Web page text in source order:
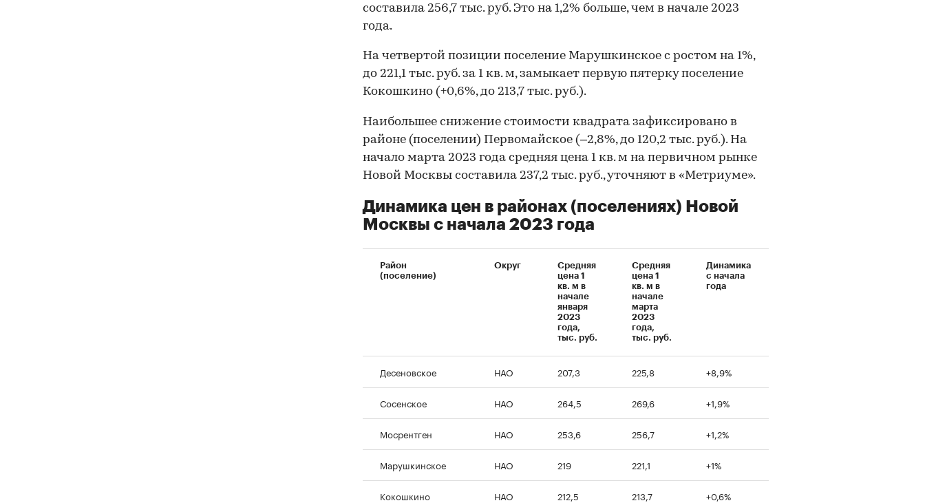
составила 256,7 тыс. руб. Это на 1,2% больше, чем в начале 2023
года.
На четвертой позиции поселение Марушкинское с ростом на 1%,
до 221,1 тыс. руб. за 1 кв. м, замыкает первую пятерку поселение
Кокошкино (+0,6%, до 213,7 тыс. руб.).
Наибольшее снижение стоимости квадрата зафиксировано в
районе (поселении) Первомайское (–2,8%, до 120,2 тыс. руб.). На
начало марта 2023 года средняя цена 1 кв. м на первичном рынке
Новой Москвы составила 237,2 тыс. руб., уточняют в «Метриуме».
Динамика цен в районах (поселениях) Новой
Москвы с начала 2023 года
Район
(поселение)
Округ
Средняя
цена 1
кв. м в
начале
января
2023
года,
тыс. руб.
Средняя
цена 1
кв. м в
начале
марта
2023
года,
тыс. руб.
Динамика
с начала
года
Десеновское НАО 207,3 225,8 +8,9%
Сосенское НАО 264,5 269,6 +1,9%
Мосрентген НАО 253,6 256,7 +1,2%
Марушкинское НАО 219 221,1 +1%
Кокошкино НАО 212,5 213,7 +0,6%